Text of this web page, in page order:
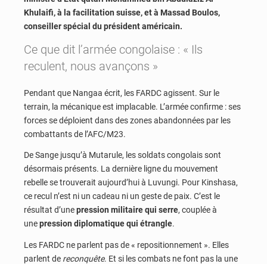
Khulaifi, à la facilitation suisse, et à Massad Boulos,
conseiller spécial du président américain.
Ce que dit l’armée congolaise : « Ils
reculent, nous avançons »
Pendant que Nangaa écrit, les FARDC agissent. Sur le
terrain, la mécanique est implacable. L’armée confirme : ses
forces se déploient dans des zones abandonnées par les
combattants de l’AFC/M23.
De Sange jusqu’à Mutarule, les soldats congolais sont
désormais présents. La dernière ligne du mouvement
rebelle se trouverait aujourd’hui à Luvungi. Pour Kinshasa,
ce recul n’est ni un cadeau ni un geste de paix. C’est le
résultat d’unepression militaire qui serre, couplée à
unepression diplomatique qui étrangle.
Les FARDC ne parlent pas de « repositionnement ». Elles
parlent de reconquête. Et si les combats ne font pas la une